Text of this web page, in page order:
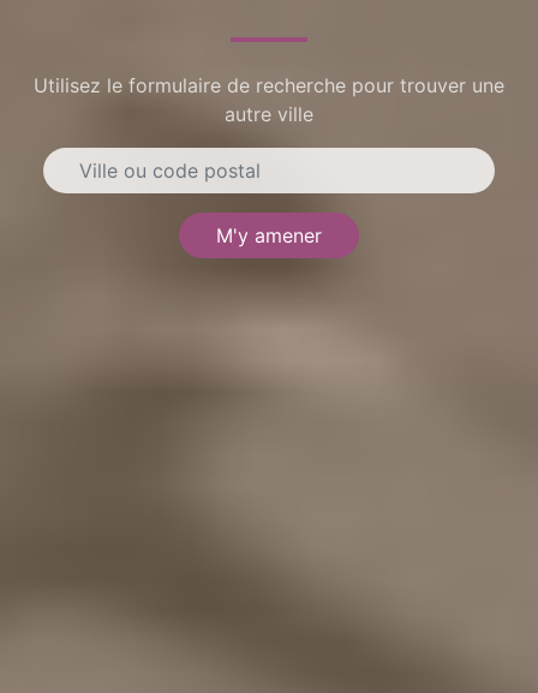
Utilisez le formulaire de recherche pour trouver une
autre ville
M'y amener